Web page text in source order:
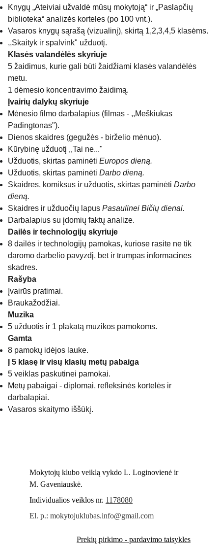
Knygų „Ateiviai užvaldė mūsų mokytoją“ ir „Paslapčių
biblioteka“ analizės korteles (po 100 vnt.).
Vasaros knygų sąrašą (vizualinį), skirtą 1,2,3,4,5 klasėms.
,,Skaityk ir spalvink" užduotį.
Klasės valandėlės skyriuje
5 žaidimus, kurie gali būti žaidžiami klasės valandėlės
metu.
1 dėmesio koncentravimo žaidimą.
Įvairių dalykų skyriuje
Mėnesio filmo darbalapius (filmas - ,,Meškiukas
Padingtonas").
Dienos skaidres (gegužės - birželio mėnuo).
Kūrybinę užduotį ,,Tai ne..."
Užduotis, skirtas paminėti Europos dieną.
Užduotis, skirtas paminėti Darbo dieną.
Skaidres, komiksus iružduotis, skirtas paminėti Darbo
dieną.
Skaidres ir užduočių lapus Pasaulinei Bičių dienai.
Darbalapius su įdomių faktų analize.
Dailės ir technologijų skyriuje
8 dailės ir technologijų pamokas, kuriose rasite ne tik
daromo darbelio pavyzdį, bet ir trumpas informacines
skadres.
Rašyba
Įvairūs pratimai.
Braukažodžiai.
Muzika
5 užduotis ir 1 plakatą muzikos pamokoms.
Gamta
8 pamokų idėjos lauke.
Į 5 klasę ir visų klasių metų pabaiga
5 veiklas paskutinei pamokai.
Metų pabaigai - diplomai, refleksinės kortelės ir
darbalapiai.
Vasaros skaitymo iššūkį.
Mokytojų klubo veiklą vykdo L. Loginovienė ir
M. Gaveniauskė.
Individualios veiklos nr. 1178080
El. p.: mokytojuklubas.info@gmail.com
Prekių pirkimo - pardavimo taisykles